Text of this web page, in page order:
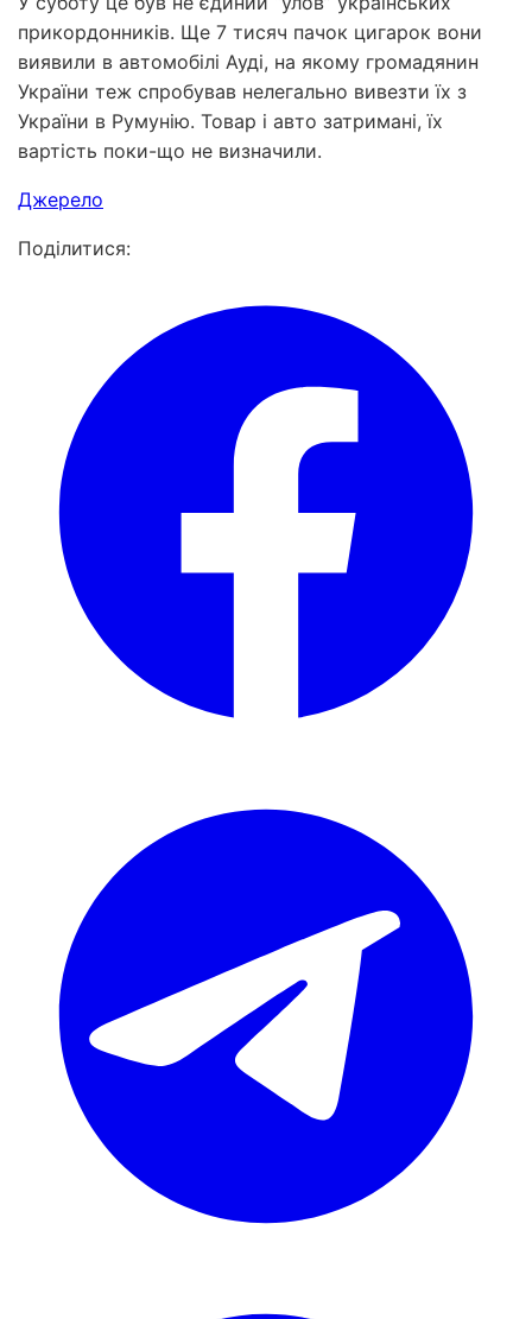
прикордонників. Ще 7 тисяч пачок цигарок вони
виявили в автомобілі Ауді, на якому громадянин
України теж спробував нелегально вивезти їх з
України в Румунію. Товар і авто затримані, їх
вартість поки-що не визначили.
Джерело
Поділитися: